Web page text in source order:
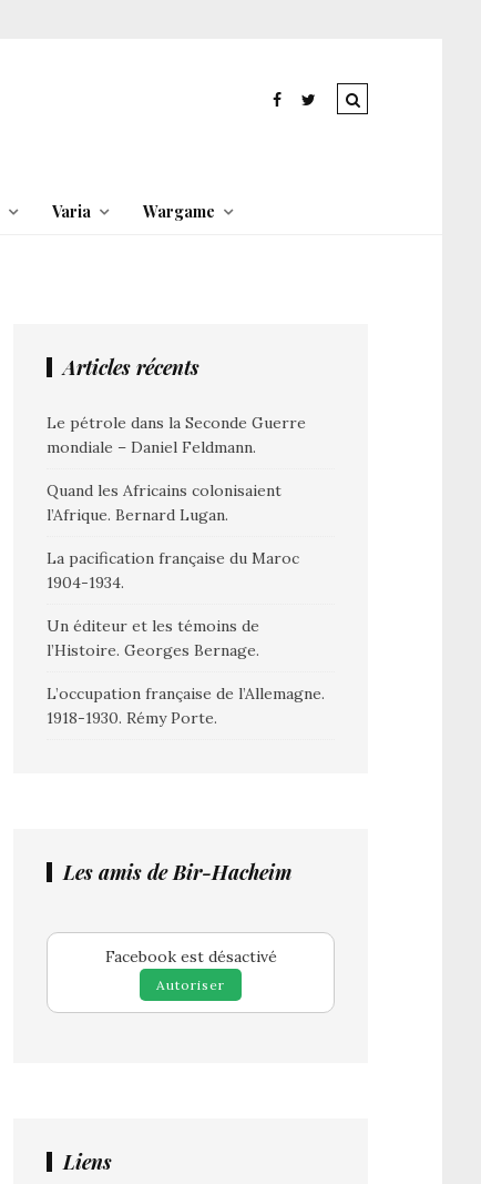
Varia Wargame
Articles récents
Le pétrole dans la Seconde Guerre
mondiale – Daniel Feldmann.
Quand les Africains colonisaient
l’Afrique. Bernard Lugan.
La pacification française du Maroc
1904-1934.
Un éditeur et les témoins de
l’Histoire. Georges Bernage.
L’occupation française de l’Allemagne.
1918-1930. Rémy Porte.
Les amis de Bir-Hacheim
Facebook est désactivé
Autoriser
Liens